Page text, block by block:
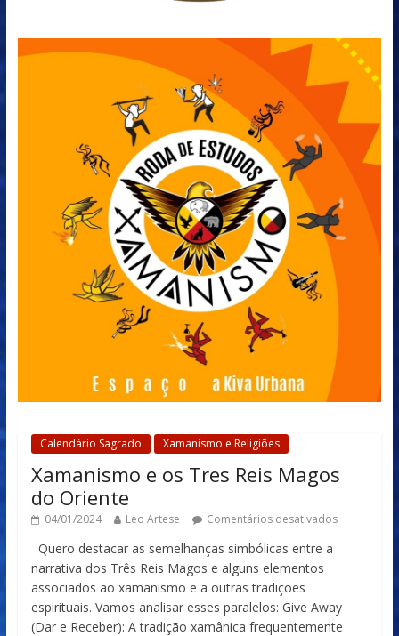
Calendário Sagrado Xamanismo e Religiões
Xamanismo e os Tres Reis Magos
do Oriente
04/01/2024 Leo Artese Comentários desativados
Quero destacar as semelhanças simbólicas entre a
narrativa dos Três Reis Magos e alguns elementos
associados ao xamanismo e a outras tradições
espirituais. Vamos analisar esses paralelos: Give Away
(Dar e Receber): A tradição xamânica frequentemente